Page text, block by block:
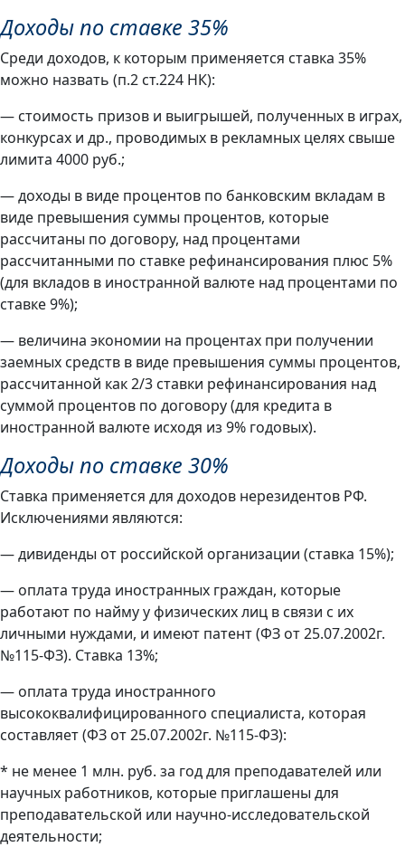
Доходы по ставке 35%
Среди доходов, к которым применяется ставка 35%
можно назвать (п.2 ст.224 НК):
— стоимость призов и выигрышей, полученных в играх,
конкурсах и др., проводимых в рекламных целях свыше
лимита 4000 руб.;
— доходы в виде процентов по банковским вкладам в
виде превышения суммы процентов, которые
рассчитаны по договору, над процентами
рассчитанными по ставке рефинансирования плюс 5%
(для вкладов в иностранной валюте над процентами по
ставке 9%);
— величина экономии на процентах при получении
заемных средств в виде превышения суммы процентов,
рассчитанной как 2/3 ставки рефинансирования над
суммой процентов по договору (для кредита в
иностранной валюте исходя из 9% годовых).
Доходы по ставке 30%
Ставка применяется для доходов нерезидентов РФ.
Исключениями являются:
— дивиденды от российской организации (ставка 15%);
— оплата труда иностранных граждан, которые
работают по найму у физических лиц в связи с их
личными нуждами, и имеют патент (ФЗ от 25.07.2002г.
№115-ФЗ). Ставка 13%;
— оплата труда иностранного
высококвалифицированного специалиста, которая
составляет (ФЗ от 25.07.2002г. №115-ФЗ):
* не менее 1 млн. руб. за год для преподавателей или
научных работников, которые приглашены для
преподавательской или научно-исследовательской
деятельности;